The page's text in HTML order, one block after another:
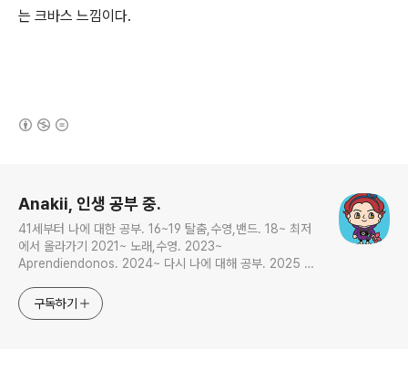
는 크바스 느낌이다.
Anakii, 인생 공부 중.
41세부터 나에 대한 공부. 16~19 탈춤,수영,밴드. 18~ 최저
에서 올라가기 2021~ 노래,수영. 2023~
Aprendiendonos. 2024~ 다시 나에 대해 공부. 2025 지
구독하기